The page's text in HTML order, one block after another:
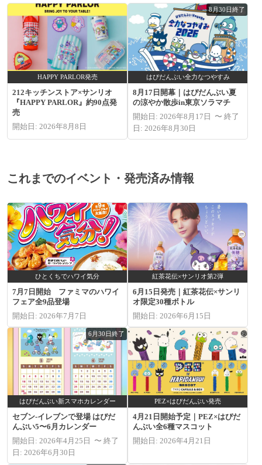
HAPPY PARLOR発売
212キッチンストア×サンリオ
『HAPPY PARLOR』約90点発
売
開始日: 2026年8月8日
8月30日終了
はぴだんぶい全力なつやすみ
8月17日開幕｜はぴだんぶい夏
の涼やか散歩in東京ソラマチ
開始日: 2026年8月17日 〜 終了
日: 2026年8月30日
これまでのイベント・発売済み情報
ひとくちでハワイ気分
7月7日開始 ファミマのハワイ
フェア全9品登場
開始日: 2026年7月7日
紅茶花伝×サンリオ第2弾
6月15日発売｜紅茶花伝×サンリ
オ限定30種ボトル
開始日: 2026年6月15日
6月30日終了
はぴだんぶい新スマホカレンダー
セブン‐イレブンで登場 はぴだ
んぶい5〜6月カレンダー
開始日: 2026年4月25日 〜 終了
日: 2026年6月30日
PEZ×はぴだんぶい発売
4月21日開始予定｜PEZ×はぴだ
んぶい全6種マスコット
開始日: 2026年4月21日